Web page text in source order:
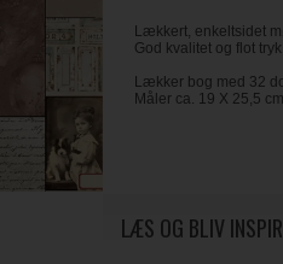
Lækkert, enkeltsidet
God kvalitet og flot tryk.
Lækker bog med 32
Måler ca. 19 X 25,5
LÆS OG BLIV